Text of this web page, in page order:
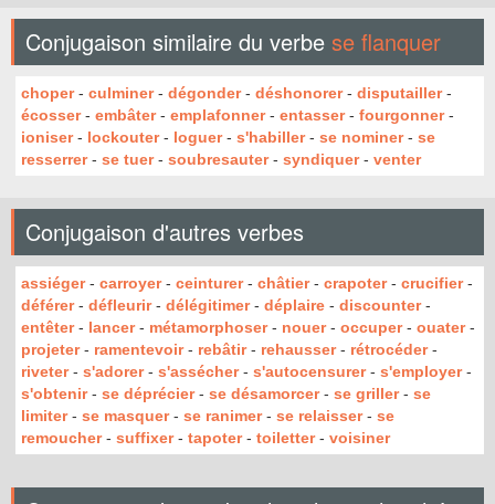
Conjugaison similaire du verbe se flanquer
choper- culminer- dégonder- déshonorer- disputailler-
écosser- embâter- emplafonner- entasser- fourgonner-
ioniser- lockouter- loguer- s'habiller- se nominer- se
resserrer- se tuer- soubresauter- syndiquer- venter
Conjugaison d'autres verbes
assiéger- carroyer- ceinturer- châtier- crapoter- crucifier-
déférer- défleurir- délégitimer- déplaire - discounter-
entêter- lancer- métamorphoser- nouer- occuper- ouater-
projeter- ramentevoir- rebâtir- rehausser- rétrocéder-
riveter- s'adorer- s'assécher- s'autocensurer- s'employer-
s'obtenir- se déprécier- se désamorcer- se griller- se
limiter- se masquer- se ranimer- se relaisser- se
remoucher- suffixer- tapoter- toiletter- voisiner